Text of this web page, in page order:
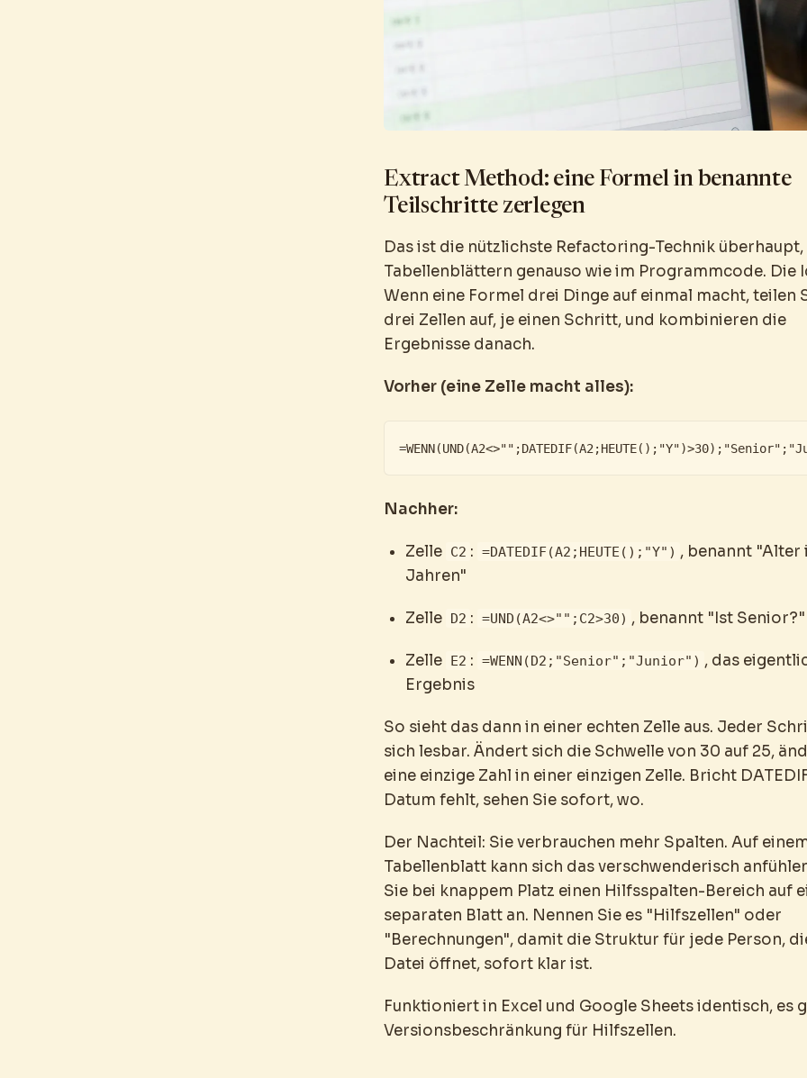
Extract Method: eine Formel in benannte
Teilschritte zerlegen
Das ist die nützlichste Refactoring-Technik überhaupt,
Tabellenblättern genauso wie im Programmcode. Die
Wenn eine Formel drei Dinge auf einmal macht, teilen
drei Zellen auf, je einen Schritt, und kombinieren die
Ergebnisse danach.
Vorher (eine Zelle macht alles):
Nachher:
Zelle C2 : =DATEDIF(A2;HEUTE();"Y") , benannt "Alter
Jahren"
Zelle D2 : =UND(A2<>"";C2>30) , benannt "Ist Senior?"
Zelle E2 : =WENN(D2;"Senior";"Junior") , das
Ergebnis
So sieht das dann in einer echten Zelle aus. Jeder
sich lesbar. Ändert sich die Schwelle von 30 auf 25,
eine einzige Zahl in einer einzigen Zelle. Bricht
Datum fehlt, sehen Sie sofort, wo.
Der Nachteil: Sie verbrauchen mehr Spalten. Auf
Tabellenblatt kann sich das verschwenderisch
Sie bei knappem Platz einen Hilfsspalten-Bereich auf
separaten Blatt an. Nennen Sie es "Hilfszellen" oder
"Berechnungen", damit die Struktur für jede Person,
Datei öffnet, sofort klar ist.
Funktioniert in Excel und Google Sheets identisch, es
Versionsbeschränkung für Hilfszellen.